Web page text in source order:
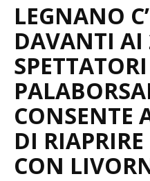
LEGNANO
DAVANTI AI
CONSENTE
DI RIAPRIRE
CON